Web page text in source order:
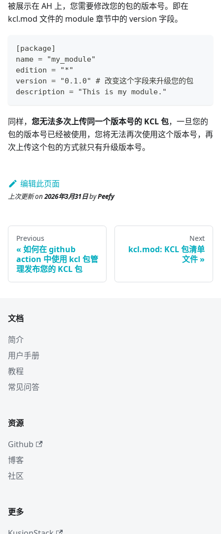
被展示在 AH 上，您需要修改您的包的版本号。即在
kcl.mod 文件的 module 章节中的 version 字段。
[package]
name = "my_module"
edition = "*"
version = "0.1.0" # 改变这个字段来升级您的包
description = "This is my module."
同样， 您无法多次上传同一个版本号的 KCL 包，一旦您的
包的版本号已经被使用，您将无法再次使用这个版本号，再
次上传这个包的方式就只有升级版本号。
编辑此页面
上次更新on2026年3月31日byPeefy
Previous
如何在 github
action 中使用 kcl 包管
理发布您的 KCL 包
Next
kcl.mod: KCL 包清单
文件
文档
简介
用户手册
教程
常见问答
资源
Github
博客
社区
更多